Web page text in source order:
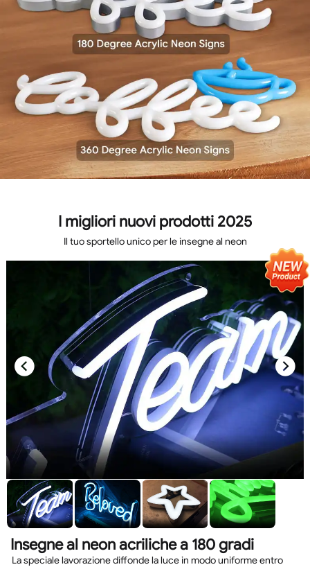
I migliori nuovi prodotti 2025
Il tuo sportello unico per le insegne al neon
Insegne al neon acriliche a 180 gradi
La speciale lavorazione diffonde la luce in modo uniforme entro